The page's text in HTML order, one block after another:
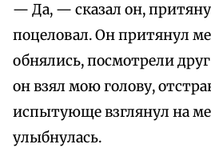
— Да, — сказал он,
поцеловал. Он притянул
обнялись, посмотрели друг
он взял мою голову,
испытующе взглянул на
улыбнулась.